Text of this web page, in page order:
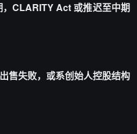
CLARITY Act 或推迟至中期
售失败，或系创始人控股结构